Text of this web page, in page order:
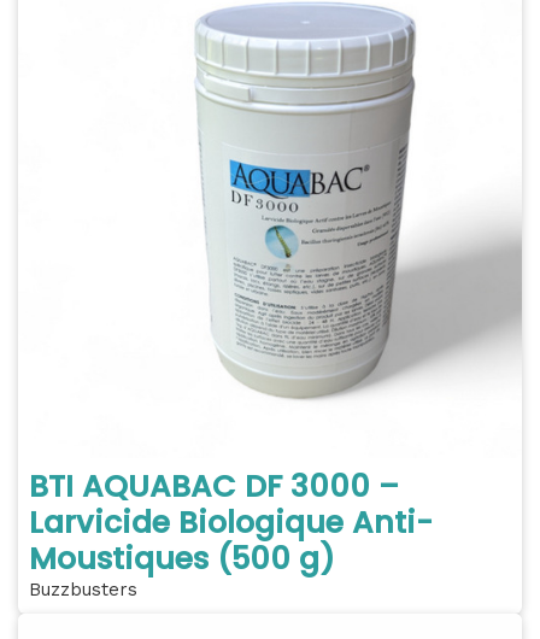
BTI AQUABAC DF 3000 –
Larvicide Biologique Anti-
Moustiques (500 g)
Buzzbusters